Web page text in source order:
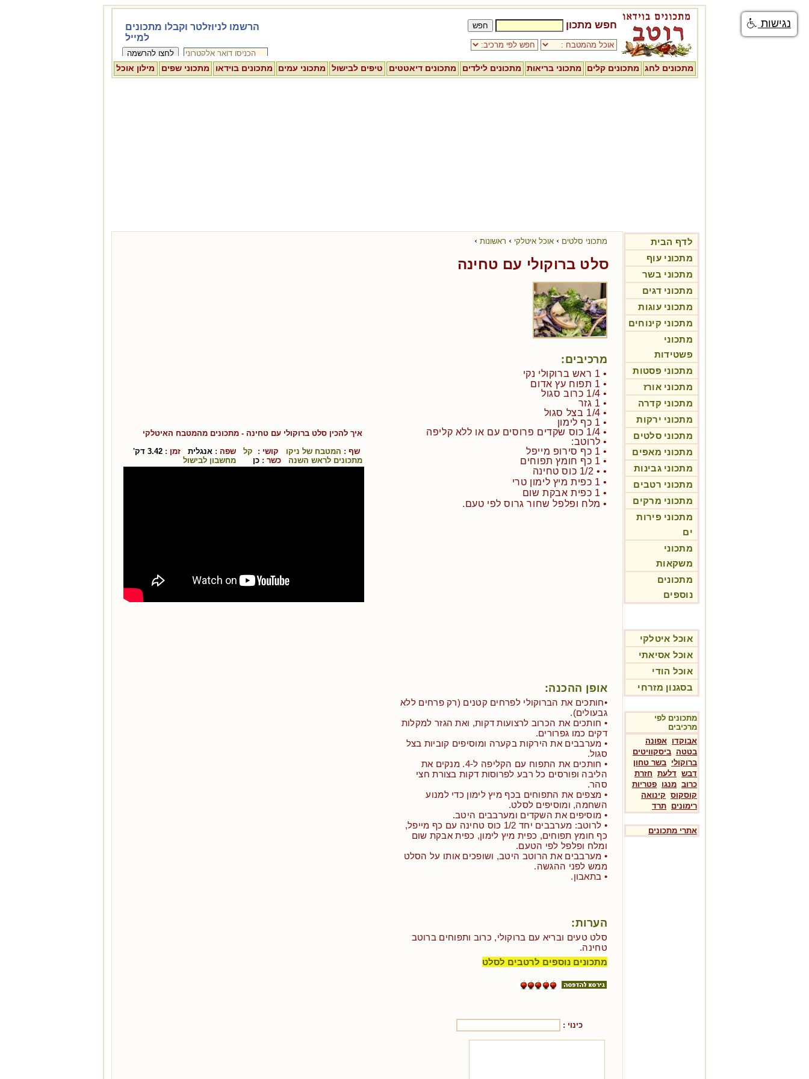
חפש מתכון
מתכונים לחג מתכונים קלים מתכוני בריאות מתכונים לילדים מתכונים דיאטטים טיפים לבישול מתכוני עמים מתכונים בוידאו מתכוני שפים מילון אוכל
לדף הבית
מתכוני עוף
מתכוני בשר
מתכוני דגים
מתכוני עוגות
מתכוני קינוחים
מתכוני
פשטידות
מתכוני פסטות
מתכוני אורז
מתכוני קדרה
מתכוני ירקות
מתכוני סלטים
מתכוני מאפים
מתכוני גבינות
מתכוני רטבים
מתכוני מרקים
מתכוני פירות
ים
מתכוני
משקאות
מתכונים
נוספים
אוכל איטלקי
אוכל אסיאתי
אוכל הודי
בסגנון מזרחי
מתכונים לפי
מרכיבים
אבוקדו אפונה
בטטה ביסקוויטים
ברוקולי בשר טחון
דבש דלעת חזרת
כרוב מנגו פטריות
קוסקוס קינואה
רימונים תרד
אתרי מתכונים
מתכוני סלטים › אוכל איטלקי › ראשונות ›
סלט ברוקולי עם טחינה
מרכיבים:
• 1 ראש ברוקולי נקי
• 1 תפוח עץ אדום
• 1/4 כרוב סגול
• 1 גזר
• 1/4 בצל סגול
• 1 כף לימון
• 1/4 כוס שקדים פרוסים עם או ללא קליפה
• לרוטב:
• 1 כף סירופ מייפל
• 1 כף חומץ תפוחים
• • 1/2 כוס טחינה
• 1 כפית מיץ לימון טרי
• 1 כפית אבקת שום
• מלח ופלפל שחור גרוס לפי טעם.
אופן ההכנה:
•חותכים את הברוקולי לפרחים קטנים (רק פרחים ללא
גבעולים).
• חותכים את הכרוב לרצועות דקות, ואת הגזר למקלות
דקים כמו גפרורים.
• מערבבים את הירקות בקערה ומוסיפים קוביות בצל
סגול.
• חותכים את התפוח עם הקליפה ל-4. מנקים את
הליבה ופורסים כל רבע לפרוסות דקות בצורת חצי
סהר.
• מצפים את התפוחים בכף מיץ לימון כדי למנוע
השחמה, ומוסיפים לסלט.
• מוסיפים את השקדים ומערבבים היטב.
• לרוטב: מערבבים יחד 1/2 כוס טחינה עם כף מייפל,
כף חומץ תפוחים, כפית מיץ לימון, כפית אבקת שום
ומלח ופלפל לפי הטעם.
• מערבבים את הרוטב היטב, ושופכים אותו על הסלט
ממש לפני ההגשה.
• בתאבון.
הערות:
סלט טעים ובריא עם ברוקולי, כרוב ותפוחים ברוטב
טחינה.
מתכונים נוספים לרטבים לסלט
כינוי :
איך להכין סלט ברוקולי עם טחינה - מתכונים מהמטבח האיטלקי
שף : המטבח של ניקו קושי : קל שפה : אנגלית זמן : 3.42 דק'
מתכונים לראש השנה
כשר : כן מחשבון לבישול
נגישות